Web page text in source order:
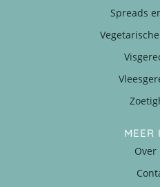
Spreads
MEER
Over